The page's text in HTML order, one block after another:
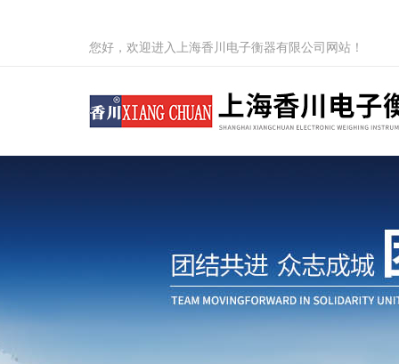
您好，欢迎进入上海香川电子衡器有限公司网站！